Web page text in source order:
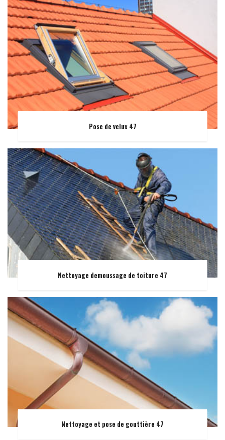
Pose de velux 47
Nettoyage demoussage de toiture 47
Nettoyage et pose de gouttière 47